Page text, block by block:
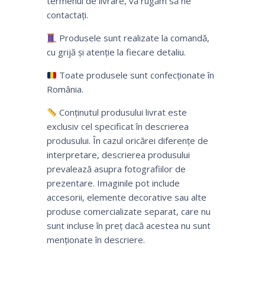
contactați.
Produsele sunt realizate la comandă,
cu grijă și atenție la fiecare detaliu.
Toate produsele sunt confecționate în
România.
Conținutul produsului livrat este
exclusiv cel specificat în descrierea
produsului. În cazul oricărei diferențe de
interpretare, descrierea produsului
prevalează asupra fotografiilor de
prezentare. Imaginile pot include
accesorii, elemente decorative sau alte
produse comercializate separat, care nu
sunt incluse în preț dacă acestea nu sunt
menționate în descriere.